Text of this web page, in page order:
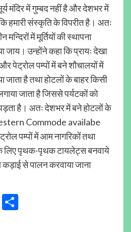
मंदिर में गुम्बद नहीं है और देशभर में
कि हमारी संस्कृति के विपरीत है। अतः
में मूर्तियों की स्थापना
जाय। उन्होंने कहा कि प्रायः देखा
पेट्रोल पम्पों में बने शौचालयों में
जाता है तथा होटलों के बाहर किसी
जाता है जिससे पर्यटकों को
है। अतः देशभर में बने होटलों के
Commode availabe
पम्पों में आम नागरिकों तथा
के लिए पृथक-पृथक टायलेट्स बनवाये
से पालन करवाया जाना
Telegram